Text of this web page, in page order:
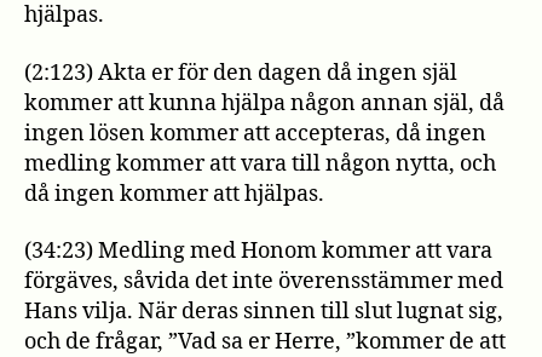
hjälpas.
(2:123) Akta er för den dagen då ingen själ
kommer att kunna hjälpa någon annan själ, då
ingen lösen kommer att accepteras, då ingen
medling kommer att vara till någon nytta, och
då ingen kommer att hjälpas.
(34:23) Medling med Honom kommer att vara
förgäves, såvida det inte överensstämmer med
Hans vilja. När deras sinnen till slut lugnat sig,
och de frågar, ”Vad sa er Herre, ”kommer de att